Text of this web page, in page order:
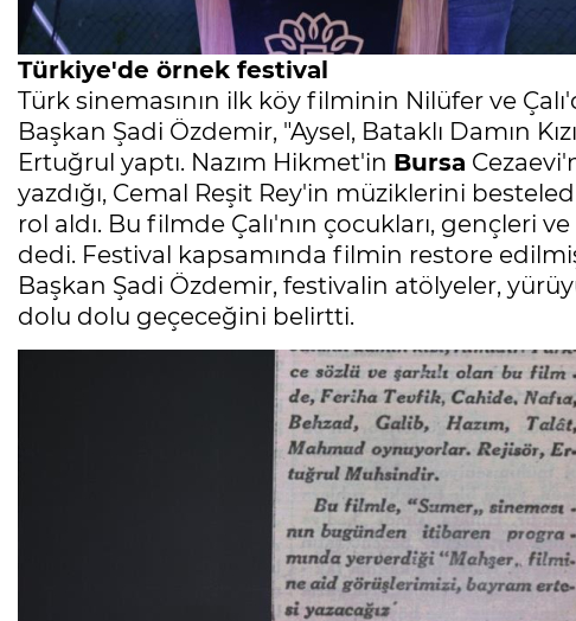
Türkiye'de örnek festival
Türk sinemasının ilk köy filminin Nilüfer ve
Başkan Şadi Özdemir, "Aysel, Bataklı Damın
Ertuğrul yaptı. Nazım Hikmet'in Bursa
yazdığı, Cemal Reşit Rey'in müziklerini
rol aldı. Bu filmde Çalı'nın çocukları, gençleri
dedi. Festival kapsamında filmin restore
Başkan Şadi Özdemir, festivalin atölyeler,
dolu dolu geçeceğini belirtti.